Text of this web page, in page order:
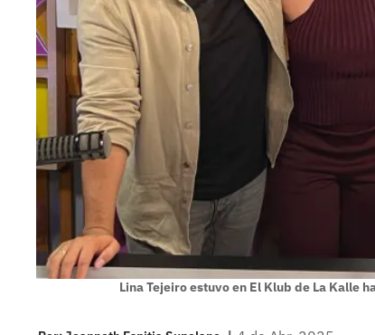
Lina Tejeiro estuvo en El Klub de La Kalle